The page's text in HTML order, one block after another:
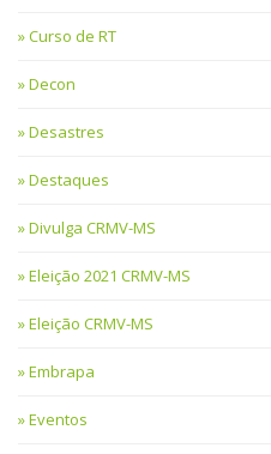
Curso de RT
Decon
Desastres
Destaques
Divulga CRMV-MS
Eleição 2021 CRMV-MS
Eleição CRMV-MS
Embrapa
Eventos